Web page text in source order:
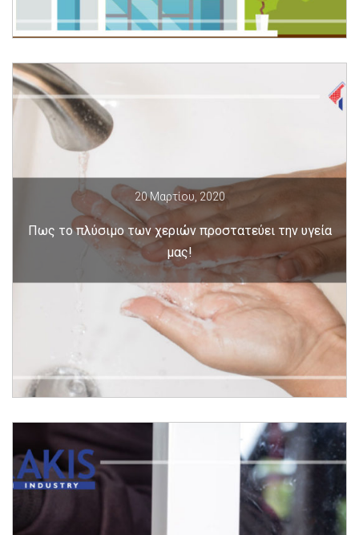
20 Μαρτίου, 2020
Πως το πλύσιμο των χεριών προστατεύει την υγεία
μας!